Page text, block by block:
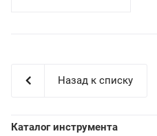
Назад к списку
Каталог инструмента